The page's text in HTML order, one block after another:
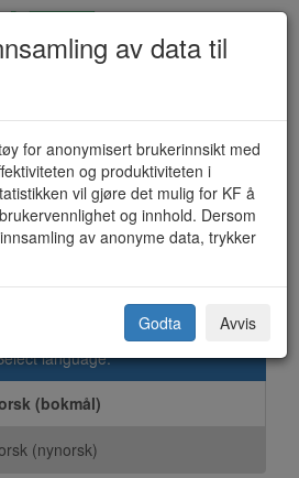
- avløp (KF-
364D)
language:
(bokmål)
(nynorsk)
av data til
for anonymisert brukerinnsikt med
og produktiviteten i
vil gjøre det mulig for KF å
og innhold. Dersom
av anonyme data, trykker
Godta Avvis